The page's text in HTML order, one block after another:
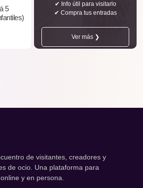
5
✔ Info útil para visitarlo
✔ Compra tus entradas
Ver más ❯
de visitantes, creadores y
de ocio. Una plataforma para
y en persona.